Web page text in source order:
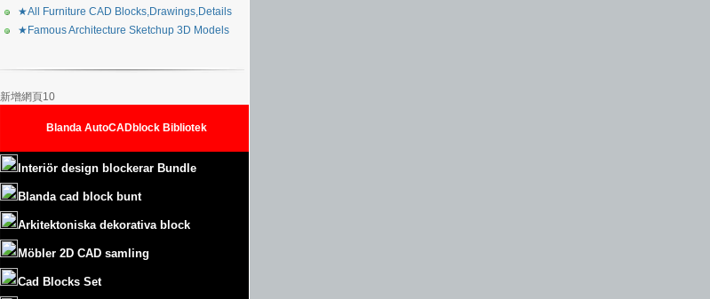
★All Furniture CAD Blocks,Drawings,Details
★Famous Architecture Sketchup 3D Models
新增網頁10
Blanda AutoCADblock Bibliotek
Interiör design blockerar Bundle
Blanda cad block bunt
Arkitektoniska dekorativa block
Möbler 2D CAD samling
Cad Blocks Set